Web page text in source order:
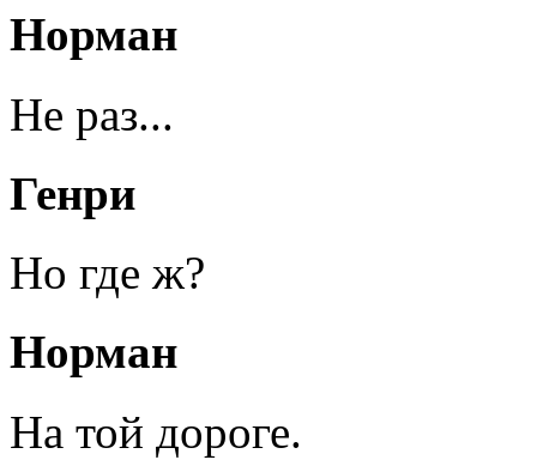
Норман
Не раз...
Генри
Но где ж?
Норман
На той дороге.